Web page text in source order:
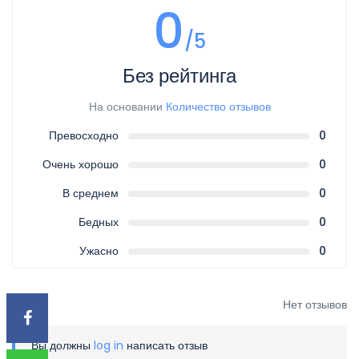
0/5
Без рейтинга
На основании Количество отзывов
Превосходно
0
Очень хорошо
0
В среднем
0
Бедных
0
Ужасно
0
Нет отзывов
Вы должны log in написать отзыв